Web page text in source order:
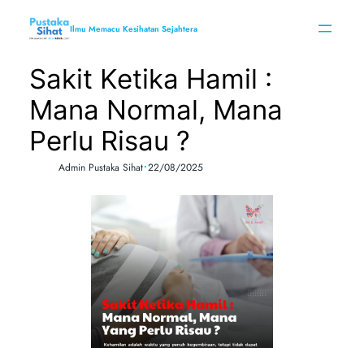
Ilmu Memacu Kesihatan Sejahtera
Sakit Ketika Hamil :
Mana Normal, Mana
Perlu Risau ?
Admin Pustaka Sihat•22/08/2025